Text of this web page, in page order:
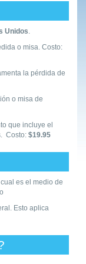
Unidos.
o misa. Costo:
la pérdida de
o misa de
que incluye el
Costo: $19.95
es el medio de
Esto aplica